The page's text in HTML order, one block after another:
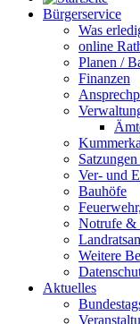
Bürgerservice
Was
online
Planen /
Finanzen
Ver- und
Bauhöfe
Notrufe &
Weitere
Aktuelles